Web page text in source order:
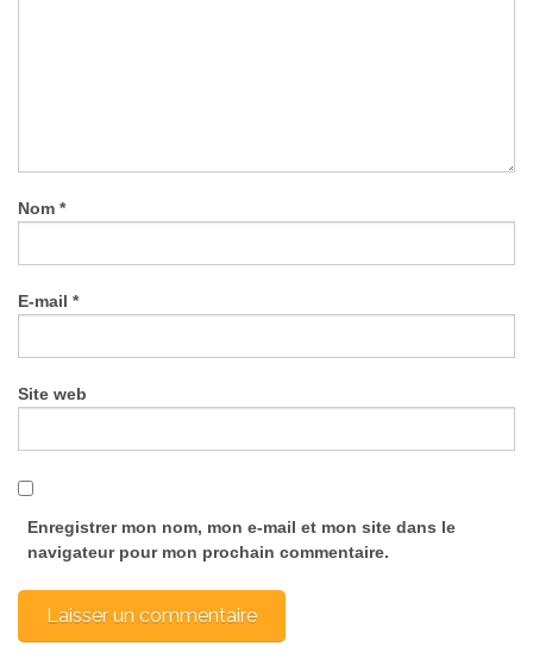
Nom *
E-mail *
Site web
Enregistrer mon nom, mon e-mail et mon site dans le
navigateur pour mon prochain commentaire.